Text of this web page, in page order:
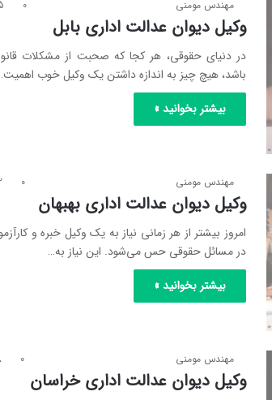
مهندس مومنی 0
وکیل دیوان عدالت اداری بابل
در دنیای حقوقی، هر کجا که صحبت از مشکلات
باشد، هیچ چیز به اندازه داشتن یک وکیل خوب
بیشتر بخوانید »
مهندس مومنی 0
وکیل دیوان عدالت اداری بهبهان
امروز بیشتر از هر زمانی نیاز به یک وکیل خبره و
در مسائل حقوقی حس می‌شود. این نیاز به…
بیشتر بخوانید »
مهندس مومنی 0
وکیل دیوان عدالت اداری خراسان